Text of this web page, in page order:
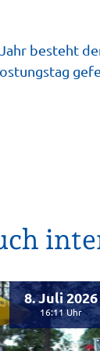
besteht
8. Juli 2026
16:11